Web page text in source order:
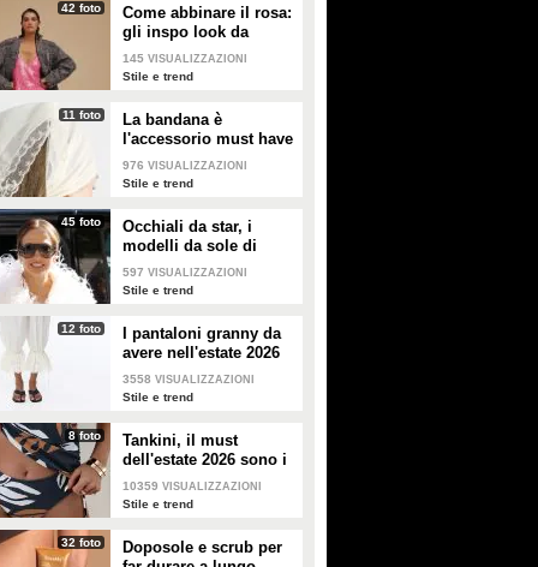
42 foto
Come abbinare il rosa:
gli inspo look da
copiare
145 VISUALIZZAZIONI
Stile e trend
11 foto
La bandana è
l'accessorio must have
dell'estate 2026: i
modelli di tendenza
976 VISUALIZZAZIONI
Stile e trend
45 foto
Occhiali da star, i
modelli da sole di
tendenza per l'estate
2026
597 VISUALIZZAZIONI
Stile e trend
12 foto
I pantaloni granny da
avere nell'estate 2026
3558 VISUALIZZAZIONI
Stile e trend
8 foto
Tankini, il must
dell'estate 2026 sono i
costumi con la canotta
10359 VISUALIZZAZIONI
Stile e trend
32 foto
Doposole e scrub per